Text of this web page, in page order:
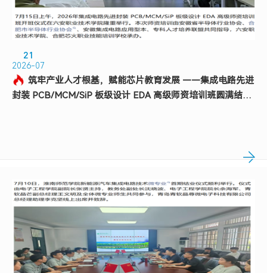
21
2026-07
筑牢产业人才根基，赋能芯片教育发展 ——集成电路先进
封装 PCB/MCM/SiP 板级设计 EDA 高级师资培训班圆满结